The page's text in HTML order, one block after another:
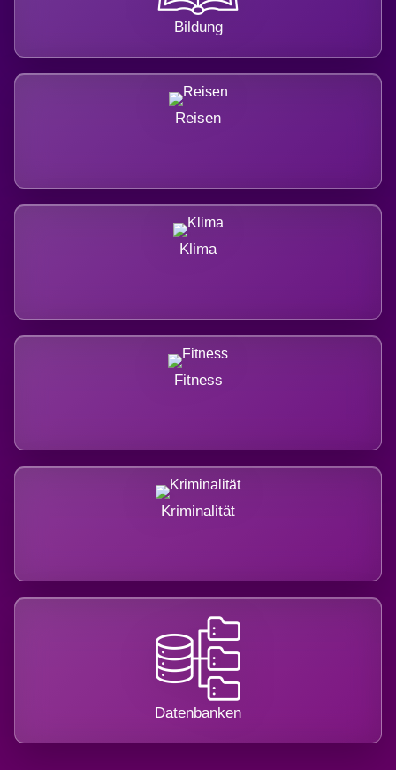
Bildung
Reisen
Klima
Fitness
Kriminalität
Datenbanken